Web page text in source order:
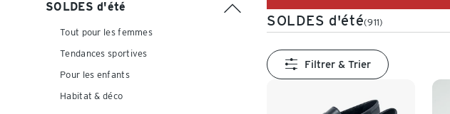
SOLDES d'été
Tout pour les femmes
Tendances sportives
Pour les enfants
Habitat & déco
SOLDES d'été(911)
Filtrer & Trier